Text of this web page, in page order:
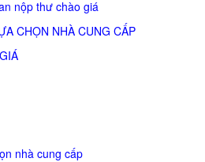
nộp thư chào giá
CHỌN NHÀ CUNG CẤP
nhà cung cấp